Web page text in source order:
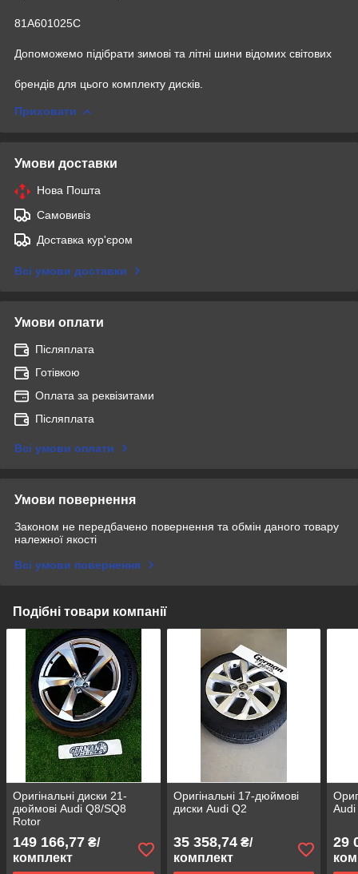
81A601025C
Допоможемо підібрати зимові та літні шини відомих світових
брендів для цього комплекту дисків.
Приховати
Умови доставки
Нова Пошта
Самовивіз
Доставка кур'єром
Всі умови доставки
Умови оплати
Післяплата
Готівкою
Оплата за реквізитами
Післяплата
Всі умови оплати
Умови повернення
Законом не передбачено повернення та обмін даного товару
належної якості
Всі умови повернення
Подібні товари компанії
Оригінальні диски 21-
дюймові Audi Q8/SQ8
Rotor
149 166,77 ₴/
комплект
Оригінальні 17-дюймові
диски Audi Q2
35 358,74₴/
комплект
Audi
29